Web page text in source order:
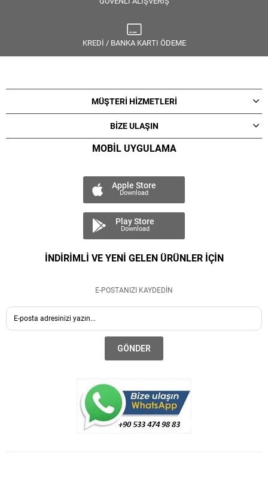
KREDİ / BANKA KARTI ÖDEME
MÜŞTERİ HİZMETLERİ
BİZE ULAŞIN
MOBİL UYGULAMA
Apple Store
Download
Play Store
Download
İNDİRİMLİ VE YENİ GELEN ÜRÜNLER İÇİN
E-POSTANIZI KAYDEDİN
GÖNDER